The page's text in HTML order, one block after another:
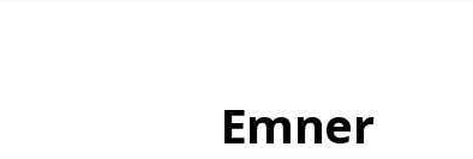
Emner